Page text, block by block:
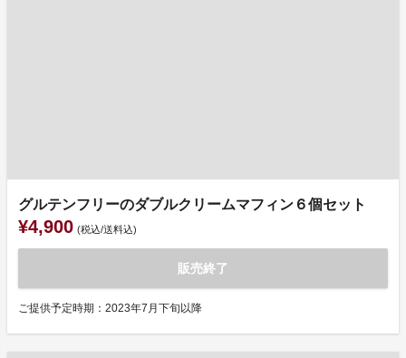
グルテンフリーのダブルクリームマフィン６個セット
¥4,900 (税込/送料込)
販売終了
ご提供予定時期：2023年7月下旬以降